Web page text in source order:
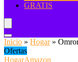
GRATIS
Inicio » Hogar»
Ofertas
HogarAmazon